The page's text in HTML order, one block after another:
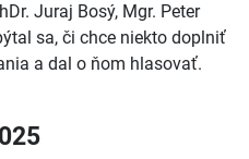
Juraj Bosý, Mgr. Peter
sa, či chce niekto doplniť
a dal o ňom hlasovať.